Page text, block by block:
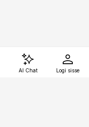
AI Chat Logi sisse